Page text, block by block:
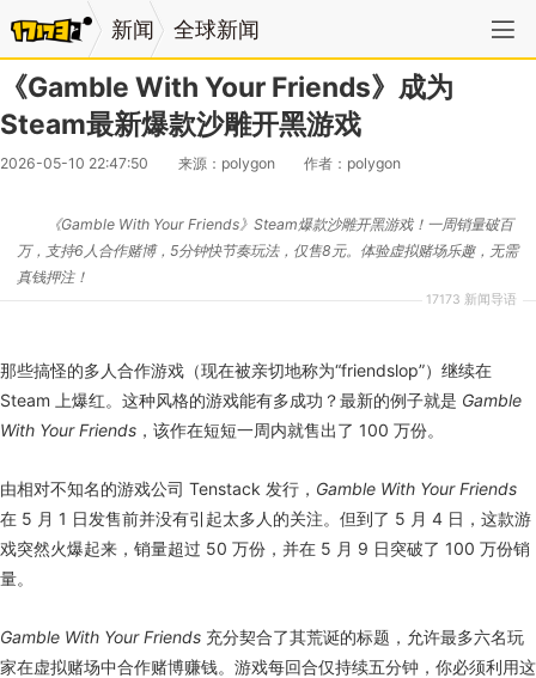
新闻 全球新闻
《Gamble With Your Friends》成为
Steam最新爆款沙雕开黑游戏
2026-05-10 22:47:50 来源：polygon 作者：polygon
17173 新闻导语
《Gamble With Your Friends》Steam爆款沙雕开黑游戏！一周销量破百
万，支持6人合作赌博，5分钟快节奏玩法，仅售8元。体验虚拟赌场乐趣，无需
真钱押注！
那些搞怪的多人合作游戏（现在被亲切地称为“friendslop”）继续在
Steam 上爆红。这种风格的游戏能有多成功？最新的例子就是 Gamble
With Your Friends ，该作在短短一周内就售出了 100 万份。
由相对不知名的游戏公司 Tenstack 发行， Gamble With Your Friends
在 5 月 1 日发售前并没有引起太多人的关注。但到了 5 月 4 日，这款游
戏突然火爆起来，销量超过 50 万份，并在 5 月 9 日突破了 100 万份销
量。
Gamble With Your Friends 充分契合了其荒诞的标题，允许最多六名玩
家在虚拟赌场中合作赌博赚钱。游戏每回合仅持续五分钟，你必须利用这